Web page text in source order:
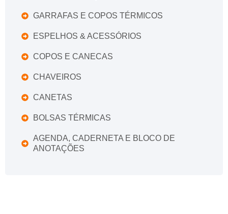
GARRAFAS E COPOS TÉRMICOS
ESPELHOS & ACESSÓRIOS
COPOS E CANECAS
CHAVEIROS
CANETAS
BOLSAS TÉRMICAS
AGENDA, CADERNETA E BLOCO DE
ANOTAÇÕES